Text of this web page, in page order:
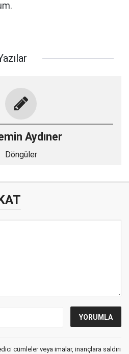
Aydıner
Döngüler
cümleler veya imalar, inançlara saldırı